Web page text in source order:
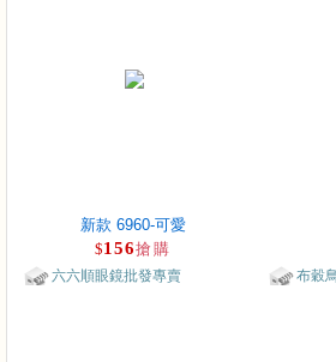
新款 6960-可愛
$156搶購
六六順眼鏡批發專賣 布穀